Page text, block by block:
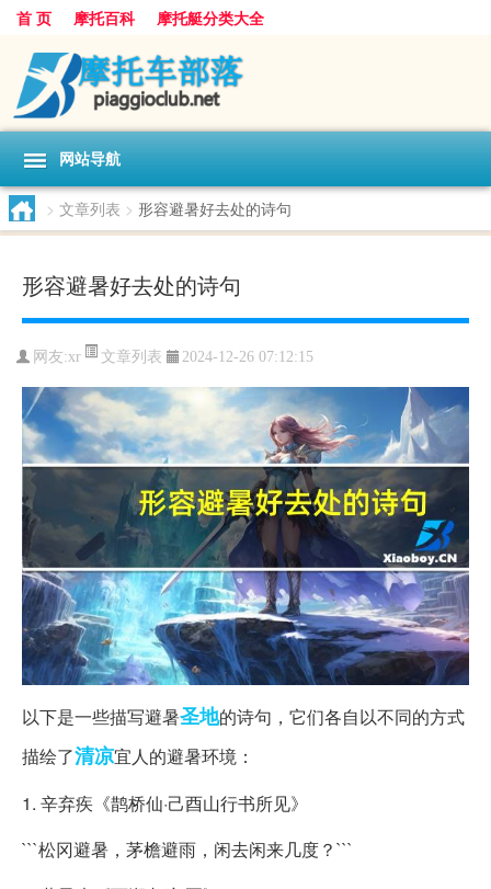
首 页 摩托百科 摩托艇分类大全
网站导航
> 文章列表 > 形容避暑好去处的诗句
形容避暑好去处的诗句
网友:xr 文章列表 2024-12-26 07:12:15
以下是一些描写避暑圣地的诗句，它们各自以不同的方式
描绘了清凉宜人的避暑环境：
1. 辛弃疾《鹊桥仙·己酉山行书所见》
```松冈避暑，茅檐避雨，闲去闲来几度？```